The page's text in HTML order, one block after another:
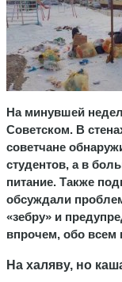
На минувшей
Советском. В
советчане
студентов, а в
питание. Также
обсуждали
«зебру» и
впрочем, обо всем
На халяву, но